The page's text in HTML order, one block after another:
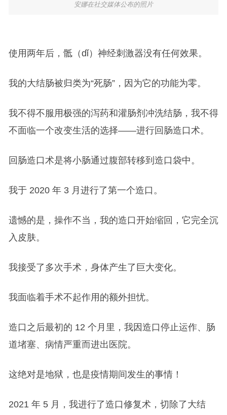
安娜在社交媒体公布的照片
使用两年后，骶（dǐ）神经刺激器没有任何效果。
我的大结肠被归类为“死肠”，因为它的功能为零。
我不得不服用极强的泻药和灌肠剂冲洗结肠，我不得
不面临一个改变生活的选择——进行回肠造口术。
回肠造口术是将小肠通过腹部转移到造口袋中。
我于 2020 年 3 月进行了第一个造口。
遗憾的是，操作不当，我的造口开始缩回，它完全沉
入皮肤。
我接受了多次手术，身体产生了巨大变化。
我面临着手术不起作用的额外担忧。
造口之后最初的 12 个月里，我因造口停止运作、肠
道堵塞、病情严重而进出医院。
这绝对是地狱，也是疫情期间发生的事情！
2021 年 5 月，我进行了造口修复术，切除了大结